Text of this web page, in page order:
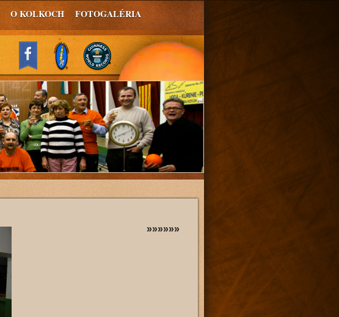
O KOLKOCH FOTOGALÉRIA
»»»»»»